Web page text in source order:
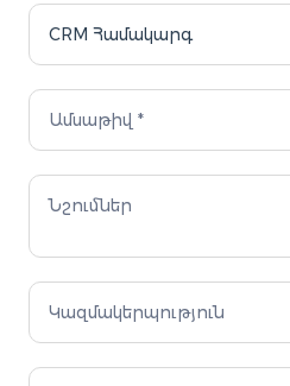
Request
quote
HY